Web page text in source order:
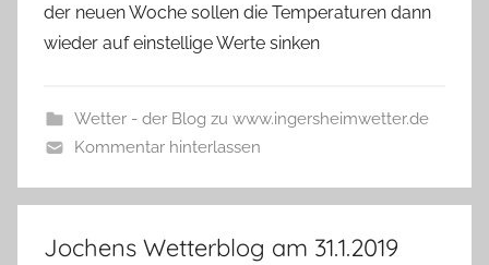
der neuen Woche sollen die Temperaturen dann
wieder auf einstellige Werte sinken
Wetter - der Blog zu www.ingersheimwetter.de
Kommentar hinterlassen
Jochens Wetterblog am 31.1.2019